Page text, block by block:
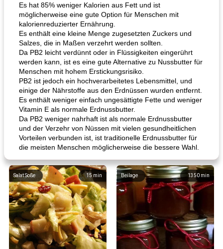
Es hat 85% weniger Kalorien aus Fett und ist
möglicherweise eine gute Option für Menschen mit
kalorienreduzierter Ernährung.
Es enthält eine kleine Menge zugesetzten Zuckers und
Salzes, die in Maßen verzehrt werden sollten.
Da PB2 leicht verdünnt oder in Flüssigkeiten eingerührt
werden kann, ist es eine gute Alternative zu Nussbutter für
Menschen mit hohem Erstickungsrisiko.
PB2 ist jedoch ein hochverarbeitetes Lebensmittel, und
einige der Nährstoffe aus den Erdnüssen wurden entfernt.
Es enthält weniger einfach ungesättigte Fette und weniger
Vitamin E als normale Erdnussbutter.
Da PB2 weniger nahrhaft ist als normale Erdnussbutter
und der Verzehr von Nüssen mit vielen gesundheitlichen
Vorteilen verbunden ist, ist traditionelle Erdnussbutter für
die meisten Menschen möglicherweise die bessere Wahl.
15min
Salat Soße 1350 min
Beilage